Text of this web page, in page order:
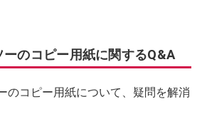
のコピー用紙に関するQ&A
のコピー用紙について、疑問を解消